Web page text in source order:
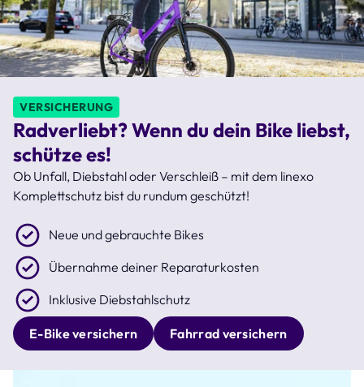
VERSICHERUNG
Radverliebt? Wenn du dein Bike liebst,
schütze es!
Ob Unfall, Diebstahl oder Verschleiß – mit dem linexo
Komplettschutz bist du rundum geschützt!
Neue und gebrauchte Bikes
Übernahme deiner Reparaturkosten
Inklusive Diebstahlschutz
E-Bike versichern Fahrrad versichern